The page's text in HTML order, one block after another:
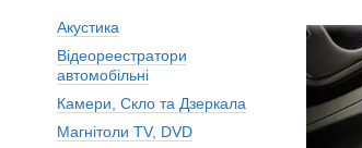
Акустика
Відеореестратори
автомобільні
Камери, Скло та Дзеркала
Магнітоли TV, DVD